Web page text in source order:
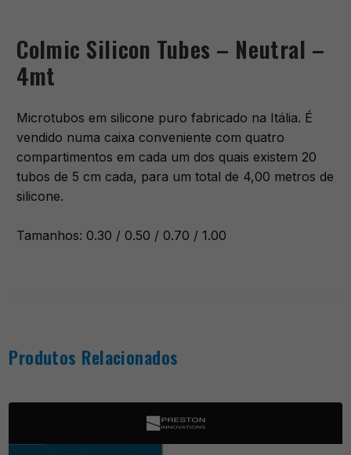
Colmic Silicon Tubes – Neutral –
4mt
Microtubos em silicone puro fabricado na Itália. É
vendido numa caixa conveniente com quatro
compartimentos em cada um dos quais existem 20
tubos de 5 cm cada, para um total de 4,00 metros de
silicone.
Tamanhos: 0.30 / 0.50 / 0.70 / 1.00
Produtos Relacionados